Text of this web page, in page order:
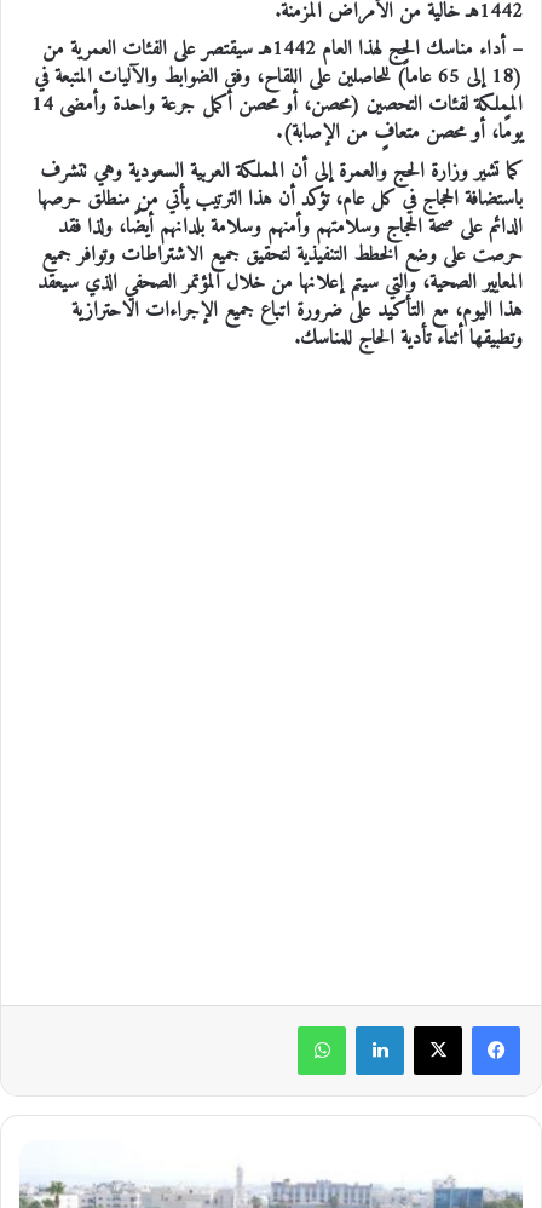
1442هـ خالية من الأمراض المزمنة.
– أداء مناسك الحج لهذا العام 1442هـ سيقتصر على الفئات العمرية من
(18 إلى 65 عاماً) للحاصلين على اللقاح، وفق الضوابط والآليات المتبعة في
المملكة لفئات التحصين (محصن، أو محصن أكمل جرعة واحدة وأمضى 14
يومًا، أو محصن متعافٍ من الإصابة).
كما تشير وزارة الحج والعمرة إلى أن المملكة العربية السعودية وهي تتشرف
باستضافة الحجاج في كل عام، تؤكد أن هذا الترتيب يأتي من منطلق حرصها
الدائم على صحة الحجاج وسلامتهم وأمنهم وسلامة بلدانهم أيضًا، ولذا فقد
حرصت على وضع الخطط التنفيذية لتحقيق جميع الاشتراطات وتوافر جميع
المعايير الصحية، والتي سيتم إعلانها من خلال المؤتمر الصحفي الذي سيعقد
هذا اليوم، مع التأكيد على ضرورة اتباع جميع الإجراءات الاحترازية
وتطبيقها أثناء تأدية الحاج للمناسك.